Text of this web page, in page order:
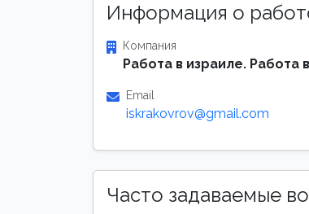
Информация о
Компания
Работа в израиле. Работа
Email
iskrakovrov@gmail.com
Часто задаваемые